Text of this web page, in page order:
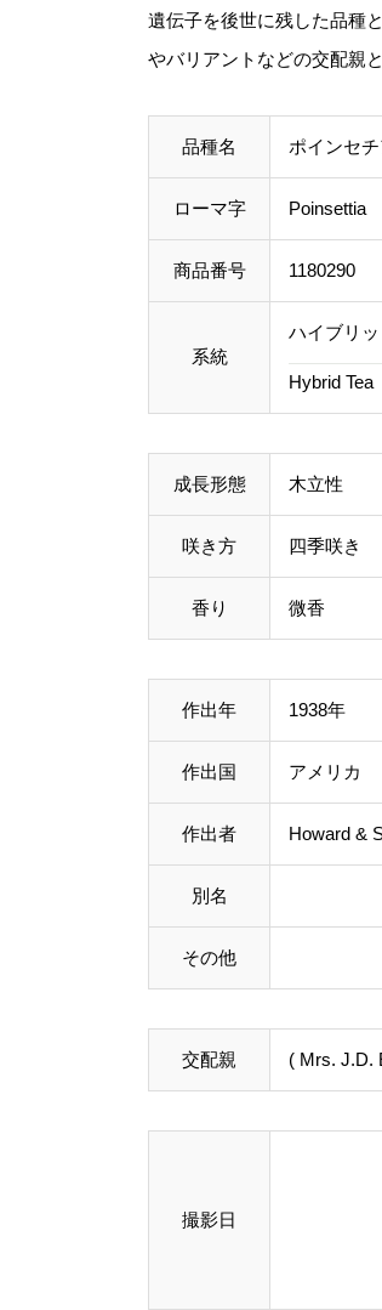
遺伝子を後世に残した品種
やバリアントなどの交配親
品種名 ポインセ
ローマ字 Poinsettia
商品番号 1180290
系統
ハイブリッ
Hybrid Tea
成長形態 木立性
咲き方 四季咲き
香り 微香
作出年 1938年
作出国 アメリカ
作出者 Howard &
別名
その他
交配親 ( Mrs. J.D.
撮影日